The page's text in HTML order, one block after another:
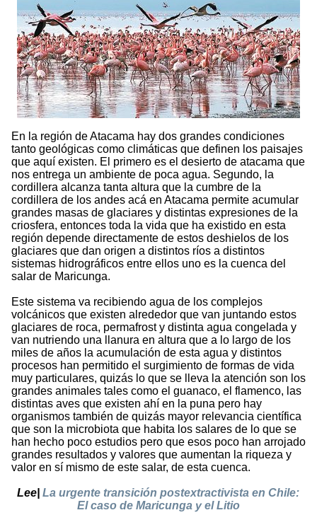
En la región de Atacama hay dos grandes condiciones
tanto geológicas como climáticas que definen los paisajes
que aquí existen. El primero es el desierto de atacama que
nos entrega un ambiente de poca agua. Segundo, la
cordillera alcanza tanta altura que la cumbre de la
cordillera de los andes acá en Atacama permite acumular
grandes masas de glaciares y distintas expresiones de la
criosfera, entonces toda la vida que ha existido en esta
región depende directamente de estos deshielos de los
glaciares que dan origen a distintos ríos a distintos
sistemas hidrográficos entre ellos uno es la cuenca del
salar de Maricunga.
Este sistema va recibiendo agua de los complejos
volcánicos que existen alrededor que van juntando estos
glaciares de roca, permafrost y distinta agua congelada y
van nutriendo una llanura en altura que a lo largo de los
miles de años la acumulación de esta agua y distintos
procesos han permitido el surgimiento de formas de vida
muy particulares, quizás lo que se lleva la atención son los
grandes animales tales como el guanaco, el flamenco, las
distintas aves que existen ahí en la puna pero hay
organismos también de quizás mayor relevancia científica
que son la microbiota que habita los salares de lo que se
han hecho poco estudios pero que esos poco han arrojado
grandes resultados y valores que aumentan la riqueza y
valor en sí mismo de este salar, de esta cuenca.
Lee|La urgente transición postextractivista en Chile:
El caso de Maricunga y el Litio